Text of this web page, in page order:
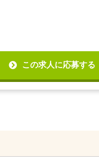
この求人に応募する